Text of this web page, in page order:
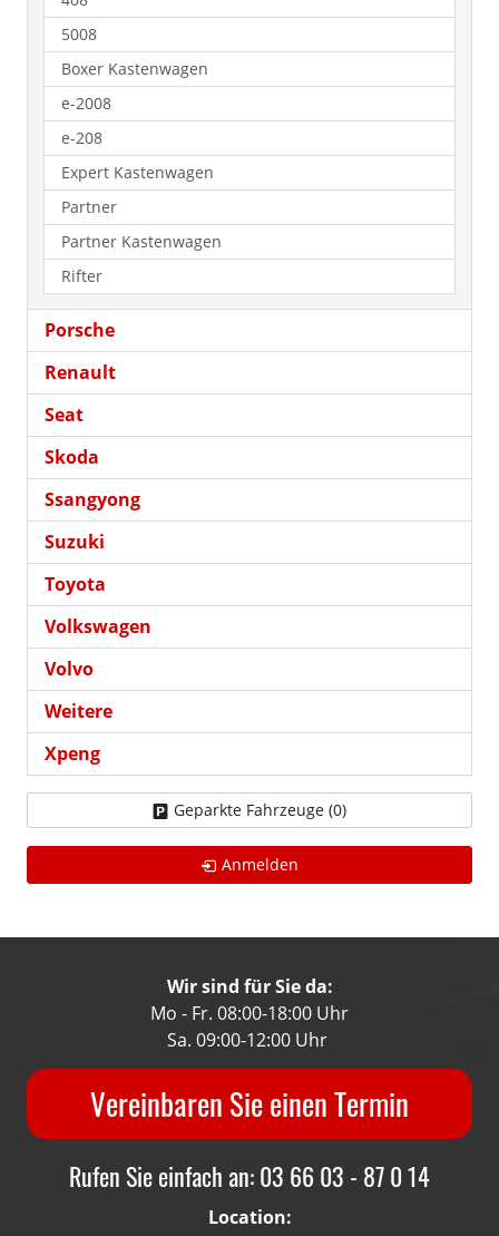
5008
Boxer Kastenwagen
e-2008
e-208
Expert Kastenwagen
Partner
Partner Kastenwagen
Rifter
Porsche
Renault
Seat
Skoda
Ssangyong
Suzuki
Toyota
Volkswagen
Volvo
Weitere
Xpeng
Geparkte Fahrzeuge (0)
Anmelden
Wir sind für Sie da:
Mo - Fr. 08:00-18:00 Uhr
Sa. 09:00-12:00 Uhr
Vereinbaren Sie einen Termin
Rufen Sie einfach an: 03 66 03 - 87 0 14
Location: